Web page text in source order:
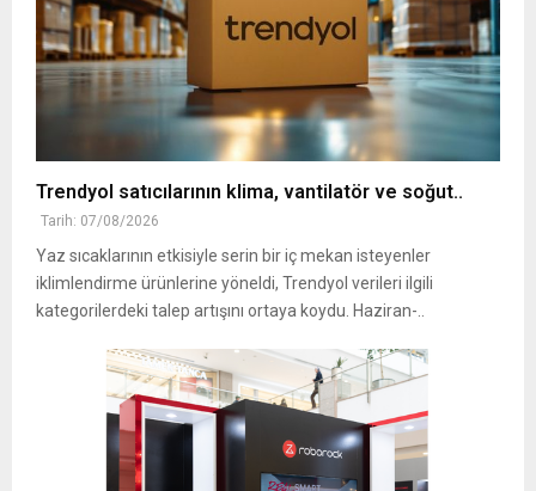
Trendyol satıcılarının klima, vantilatör ‎ve soğut..
Tarih: 07/08/2026
Yaz sıcaklarının etkisiyle serin bir iç mekan isteyenler
iklimlendirme ürünlerine yöneldi, ‎Trendyol verileri ilgili
kategorilerdeki talep artışını ortaya koydu. Haziran-..